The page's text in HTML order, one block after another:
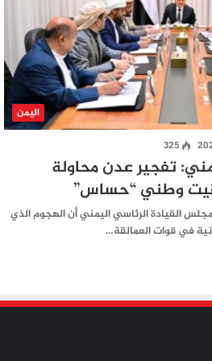
اليمن
325
تفجير عدن محاولة
وطني “حساس”
القيادة الرئاسي اليمني أن الهجوم الذي
في قوات العمالقة…